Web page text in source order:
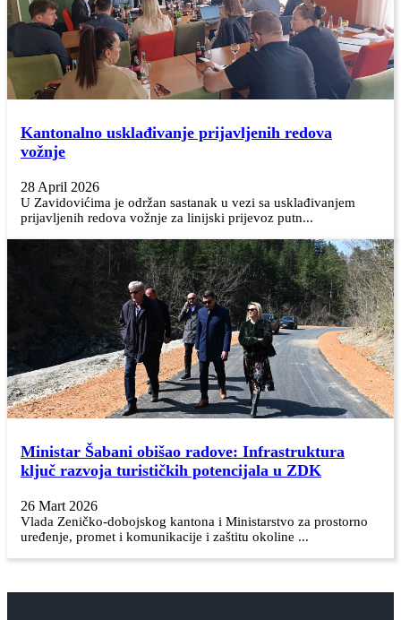
Kantonalno usklađivanje prijavljenih redova
vožnje
28 April 2026
U Zavidovićima je održan sastanak u vezi sa usklađivanjem
prijavljenih redova vožnje za linijski prijevoz putn...
Ministar Šabani obišao radove: Infrastruktura
ključ razvoja turističkih potencijala u ZDK
26 Mart 2026
Vlada Zeničko-dobojskog kantona i Ministarstvo za prostorno
uređenje, promet i komunikacije i zaštitu okoline ...